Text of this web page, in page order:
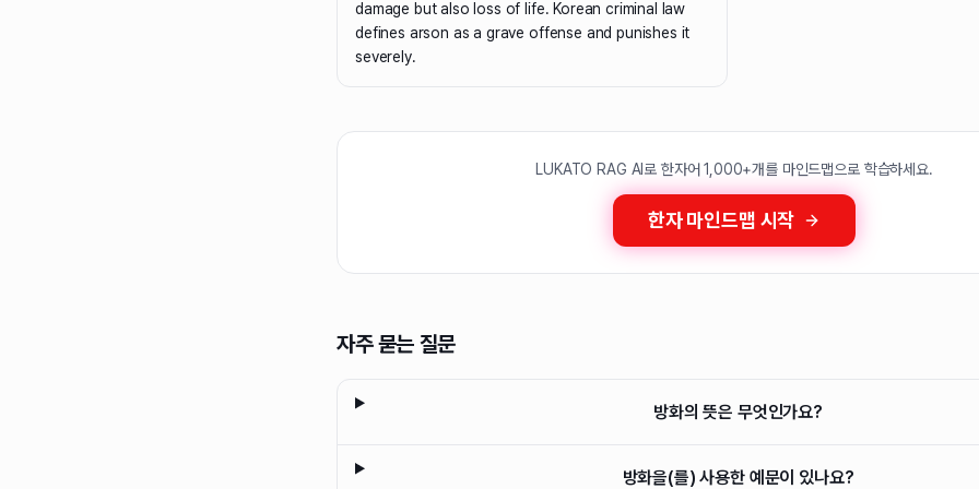
damage but also loss of life. Korean criminal law
defines arson as a grave offense and punishes it
severely.
LUKATO RAG AI로 한자어 1,000+개를 마인드맵으로 학습하세요.
한자 마인드맵 시작
자주 묻는 질문
방화의 뜻은 무엇인가요?
방화을(를) 사용한 예문이 있나요?